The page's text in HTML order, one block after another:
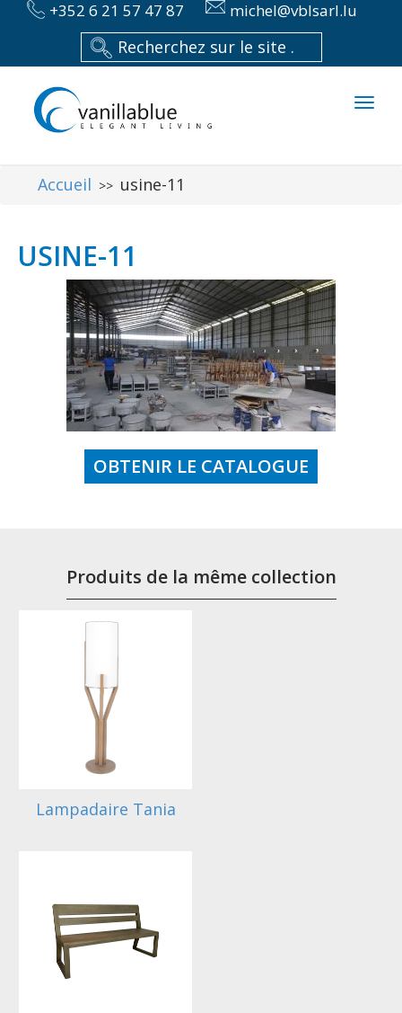
+352 6 21 57 47 87 michel@vblsarl.lu
Accueil >> usine-11
USINE-11
OBTENIR LE CATALOGUE
Produits de la même collection
Lampadaire Tania